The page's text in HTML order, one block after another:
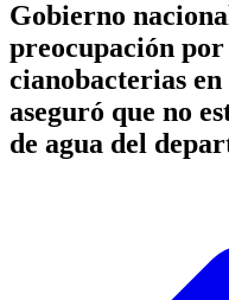
Gobierno
preocupación por
cianobacterias
aseguró que no
de agua del